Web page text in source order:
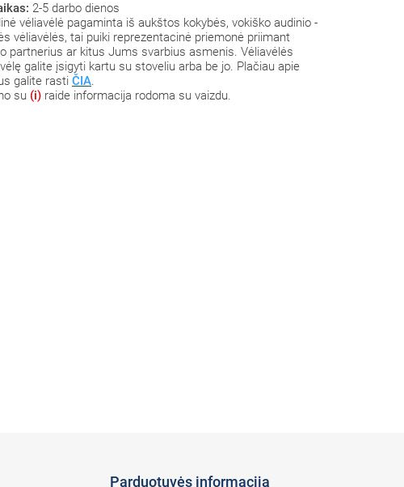
2-5 darbo dienos
vėliavėlė pagaminta iš aukštos kokybės, vokiško audinio -
vėliavėlės, tai puiki reprezentacinė priemonė priimant
partnerius ar kitus Jums svarbius asmenis. Vėliavėlės
galite įsigyti kartu su stoveliu arba be jo. Plačiau apie
galite rasti ČIA.
su (i) raide informacija rodoma su vaizdu.
Parduotuvės informacija